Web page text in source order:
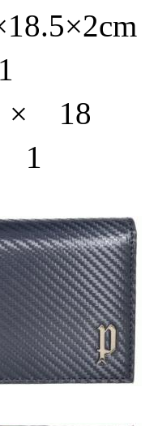
× 18
1